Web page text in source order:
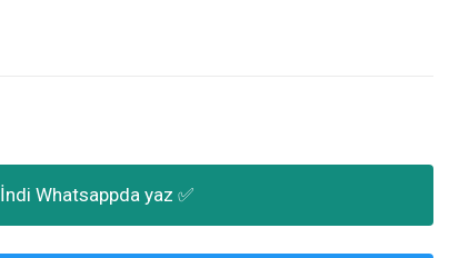
İndi Whatsappda yaz ✅